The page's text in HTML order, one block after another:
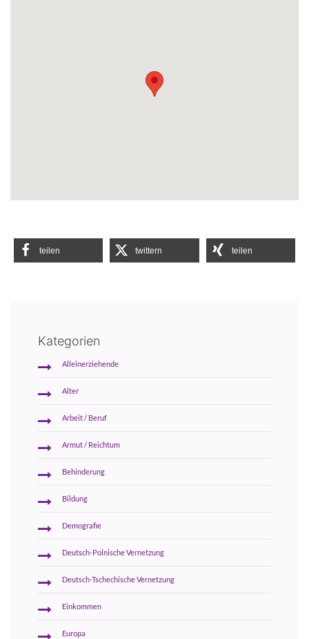
teilen twittern teilen
Kategorien
Alleinerziehende
Alter
Arbeit / Beruf
Armut / Reichtum
Behinderung
Bildung
Demografie
Deutsch-Polnische Vernetzung
Deutsch-Tschechische Vernetzung
Einkommen
Europa